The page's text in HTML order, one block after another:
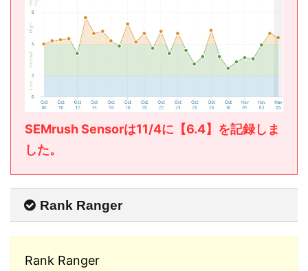
SEMrush Sensorは11/4に【6.4】を記録しま
した。
Rank Ranger
Rank Ranger